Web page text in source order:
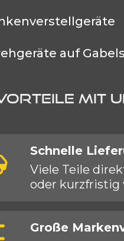
auf
MIT
Schnelle
Viele Teile
oder kurzfristig
Große